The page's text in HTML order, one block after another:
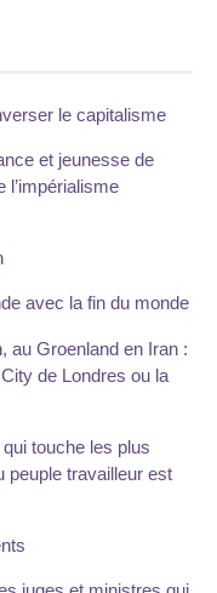
le capitalisme
et jeunesse de
l’impérialisme
avec la fin du monde
au Groenland en Iran :
de Londres ou la
touche les plus
peuple travailleur est